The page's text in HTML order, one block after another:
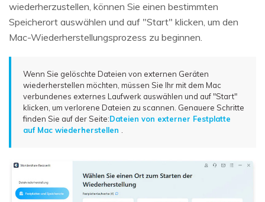
wiederherzustellen, können Sie einen bestimmten
Speicherort auswählen und auf "Start" klicken, um den
Mac-Wiederherstellungsprozess zu beginnen.
Wenn Sie gelöschte Dateien von externen Geräten
wiederherstellen möchten, müssen Sie Ihr mit dem Mac
verbundenes externes Laufwerk auswählen und auf "Start"
klicken, um verlorene Dateien zu scannen. Genauere Schritte
finden Sie auf der Seite:Dateien von externer Festplatte
auf Mac wiederherstellen